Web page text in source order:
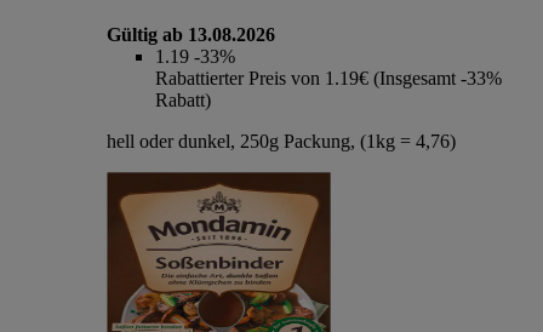
Gültig ab 13.08.2026
1.19 -33%
Rabattierter Preis von 1.19€ (Insgesamt -33%
Rabatt)
hell oder dunkel, 250g Packung, (1kg = 4,76)